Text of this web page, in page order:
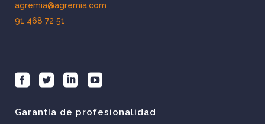
agremia@agremia.com
91 468 72 51
Garantía de profesionalidad